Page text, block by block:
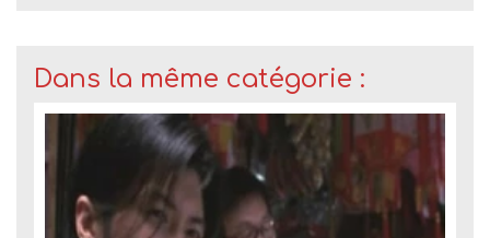
Dans la même catégorie :